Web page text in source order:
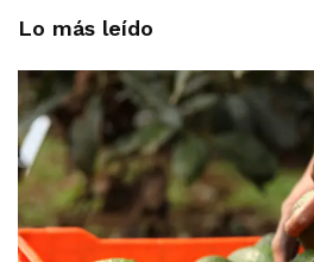
Lo más leído